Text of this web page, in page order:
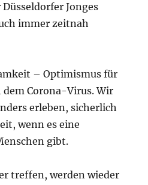
Jonges
immer zeitnah
– Optimismus für
dem Corona-Virus. Wir
erleben, sicherlich
wenn es eine
gibt.
treffen, werden wieder